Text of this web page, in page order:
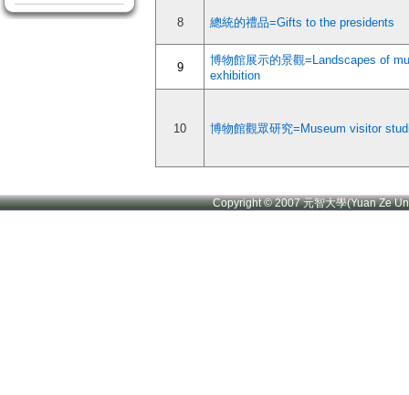
8 總統的禮品=Gifts to the presidents
9
博物館展示的景觀=Landscapes of
exhibition
10 博物館觀眾研究=Museum visitor
Copyright © 2007 元智大學(Yuan Ze